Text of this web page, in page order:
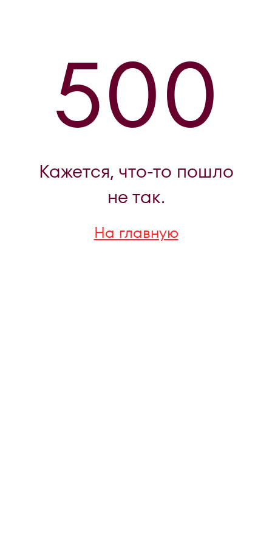
500
Кажется, что-то пошло
не так.
На главную